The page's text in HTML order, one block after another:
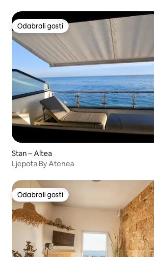
Odabrali gosti
Odabrali gosti
Stan – Altea
Ljepota By Atenea
Odabrali gosti
Odabrali gosti